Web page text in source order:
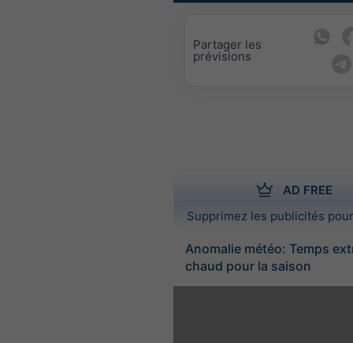
Partager les
prévisions
AD FREE
Supprimez les publicités
Anomalie météo: Temps
chaud pour la saison